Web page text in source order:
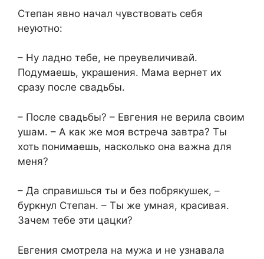
Степан явно начал чувствовать себя
неуютно:
– Ну ладно тебе, не преувеличивай.
Подумаешь, украшения. Мама вернет их
сразу после свадьбы.
– После свадьбы? – Евгения не верила своим
ушам. – А как же моя встреча завтра? Ты
хоть понимаешь, насколько она важна для
меня?
– Да справишься ты и без побрякушек, –
буркнул Степан. – Ты же умная, красивая.
Зачем тебе эти цацки?
Евгения смотрела на мужа и не узнавала